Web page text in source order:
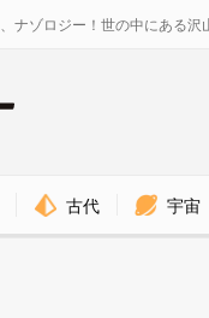
ナゾロジー！世の中にある沢
古代 宇宙